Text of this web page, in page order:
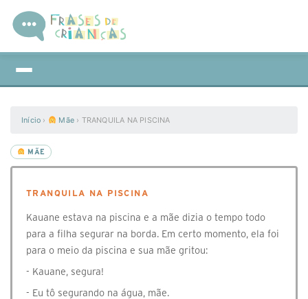
Início › Mãe › TRANQUILA NA PISCINA
MÃE
TRANQUILA NA PISCINA
Kauane estava na piscina e a mãe dizia o tempo todo
para a filha segurar na borda. Em certo momento, ela foi
para o meio da piscina e sua mãe gritou:
- Kauane, segura!
- Eu tô segurando na água, mãe.